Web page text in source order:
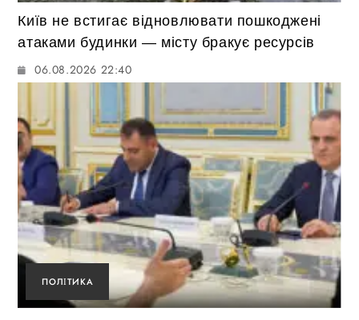
Київ не встигає відновлювати пошкоджені
атаками будинки — місту бракує ресурсів
06.08.2026 22:40
ПОЛІТИКА